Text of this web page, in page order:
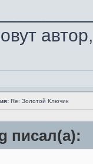
Re: Золотой Ключик
писал(а):